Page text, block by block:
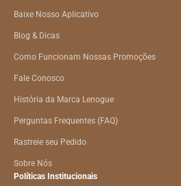
Baixe Nosso Aplicativo
Blog & Dicas
Como Funcionam Nossas Promoções
Fale Conosco
História da Marca Lenogue
Perguntas Frequentes (FAQ)
Rastreie seu Pedido
Sobre Nós
Políticas Institucionais